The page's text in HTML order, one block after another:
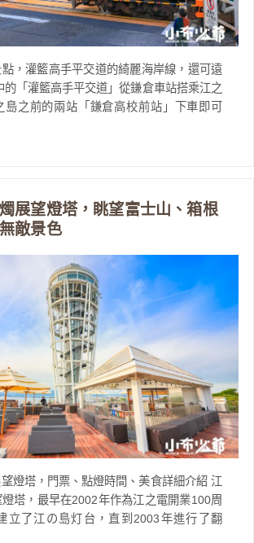
，灌籃高手平交道的綺麗海岸線，還可遠
的「灌籃高手平交道」從鎌倉車站搭乘江之
島之前的兩站「鎌倉高校前站」下車即可
展望燈塔，眺望富士山、箱根
敵景色
燈塔，門票、點燈時間、美食詳細介紹 江
塔，最早在2002年作為江之電開業100周
立了江の島灯台，直到2003年進行了翻